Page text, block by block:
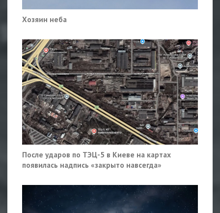
Хозяин неба
После ударов по ТЭЦ-5 в Киеве на картах
появилась надпись «закрыто навсегда»